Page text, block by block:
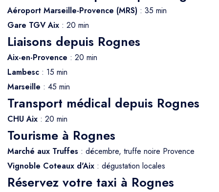
Aéroport Marseille-Provence (MRS) : 35 min
Gare TGV Aix : 20 min
Liaisons depuis Rognes
Aix-en-Provence : 20 min
Lambesc : 15 min
Marseille : 45 min
Transport médical depuis Rognes
CHU Aix : 20 min
Tourisme à Rognes
Marché aux Truffes : décembre, truffe noire Provence
Vignoble Coteaux d'Aix : dégustation locales
Réservez votre taxi à Rognes